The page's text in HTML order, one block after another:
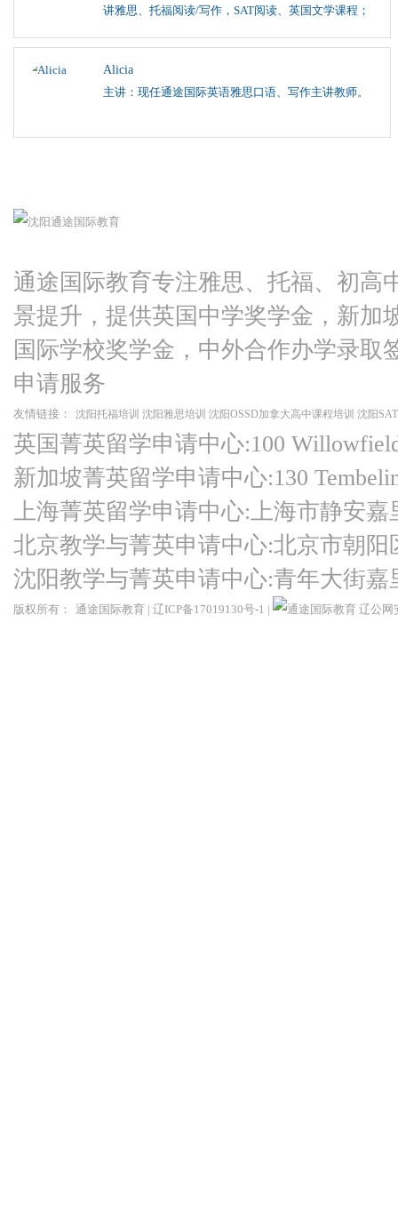
讲雅思、托福阅读/写作，SAT阅读、英国文学课程；
Alicia
主讲：现任通途国际英语雅思口语、写作主讲教师。
通途国际教育专注雅思、托福、初高
景提升，提供英国中学奖学金，新加
国际学校奖学金，中外合作办学录取
申请服务
友情链接： 沈阳托福培训 沈阳雅思培训 沈阳OSSD加拿大高中课程培训 沈阳
英国菁英留学申请中心:100
新加坡菁英留学申请中心:130
上海菁英留学申请中心:上海市静安嘉
北京教学与菁英申请中心:北京市朝
沈阳教学与菁英申请中心:青年大街
版权所有： 通途国际教育 | 辽ICP备17019130号-1 | 辽公网